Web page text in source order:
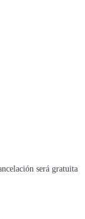
será gratuita